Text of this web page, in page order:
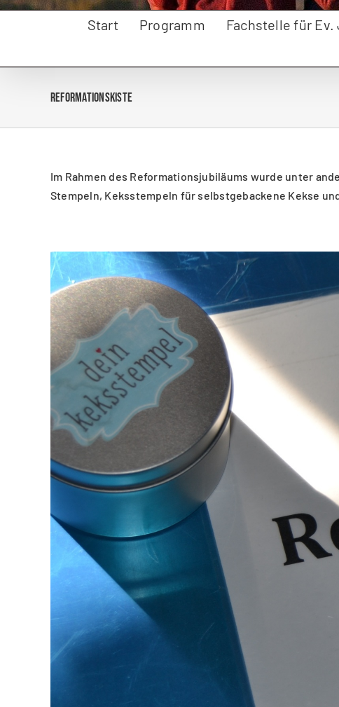
Start Programm Fachstelle für
Reformationskiste
Im Rahmen des Reformationsjubiläums wurde unter
Stempeln, Keksstempeln für selbstgebackene Kekse